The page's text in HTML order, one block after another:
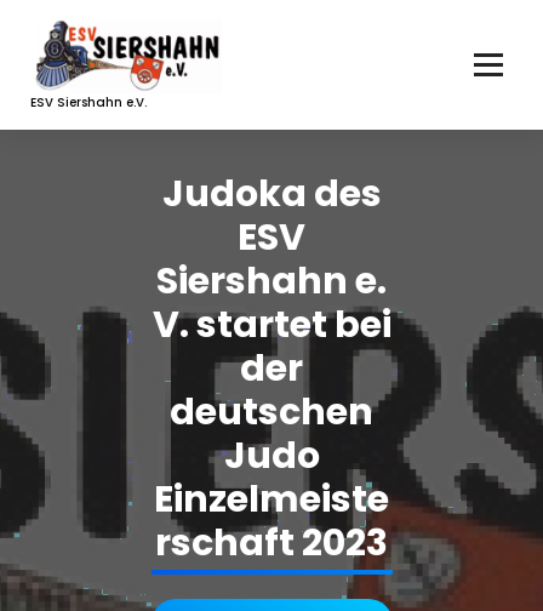
Inhalt
springen
ESV Siershahn e.V.
Judoka des
ESV
Siershahn e.
V. startet bei
der
deutschen
Judo
Einzelmeiste
rschaft 2023